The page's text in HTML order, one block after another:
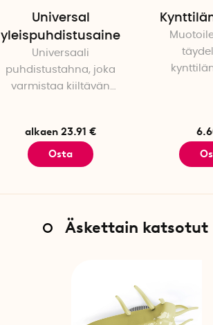
Universal
yleispuhdistusaine
Universaali
puhdistustahna, joka
varmistaa kiiltävän
alkaen 23.91 €
Osta
Äskettain katsotut